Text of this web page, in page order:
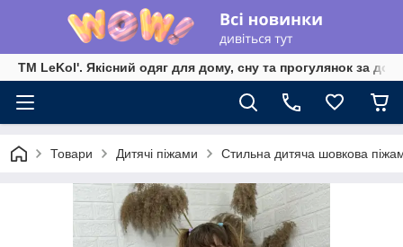
TM LeKol'. Якісний одяг для дому, сну та прогулянок за
Товари Дитячі піжами Стильна дитяча шовкова